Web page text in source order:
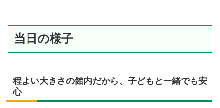
当日の様子
程よい大きさの館内だから、子どもと一緒でも安
心